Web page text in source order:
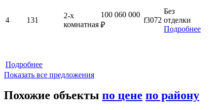
4 131
2-x
комнатная
100 060 000
₽
f3072
Без
отделки
Подробнее
Подробнее
Показать все предложения
Похожие объекты по цене по району